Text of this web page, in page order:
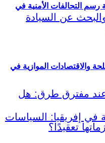
رسم التحالفات الأمنية في
والاقتصادات الموازية في